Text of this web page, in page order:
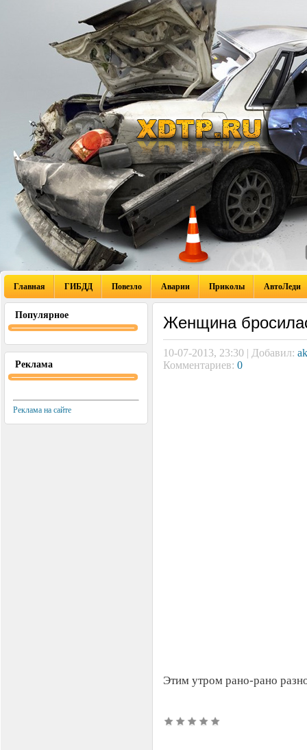
Главная ГИБДД Повезло Аварии Приколы АвтоЛеди
Популярное
Реклама
Реклама на сайте
Женщина
10-07-2013, 23:30 | Добавил:
Комментариев: 0
Этим утром рано-рано